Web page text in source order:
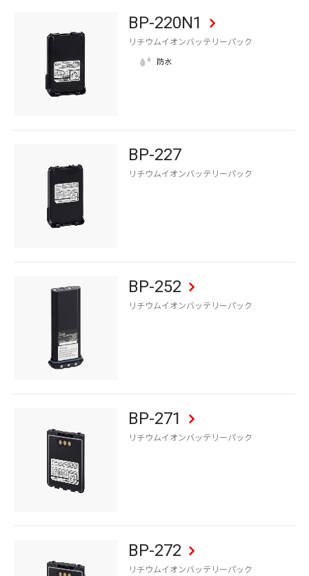
BP-220N1
リチウムイオンバッテリーパック
BP-227
リチウムイオンバッテリーパック
BP-252
リチウムイオンバッテリーパック
BP-271
リチウムイオンバッテリーパック
BP-272
リチウムイオンバッテリーパック